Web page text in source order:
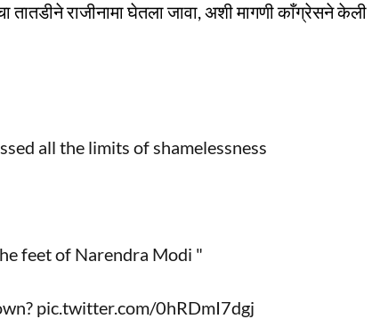
तातडीने राजीनामा घेतला जावा, अशी मागणी काँग्रेसने केली
all the limits of shamelessness
feet of Narendra Modi "
pic.twitter.com/0hRDmI7dgj